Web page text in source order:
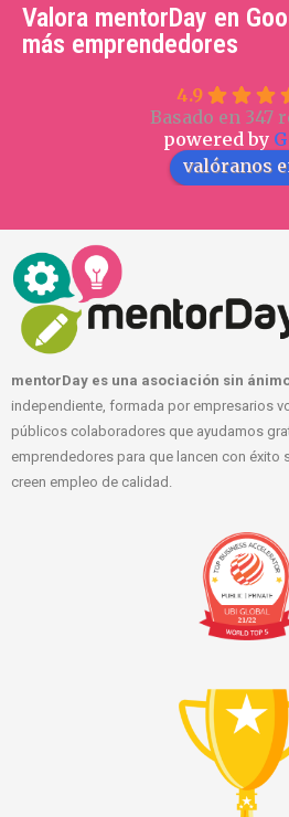
Valora mentorDay en
más emprendedores
4.9
Basado en 347
powered by G
valóranos
mentorDay es una asociación sin
independiente, formada por empresarios
públicos colaboradores que ayudamos
emprendedores para que lancen con éxito
creen empleo de calidad.